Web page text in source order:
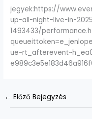
jegyek:https://
up-all-night-live-in-
1493433/
← Előző Bejegyzés